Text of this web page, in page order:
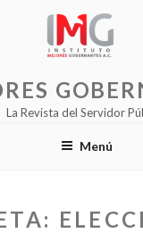
La Revista del Servidor
Menú